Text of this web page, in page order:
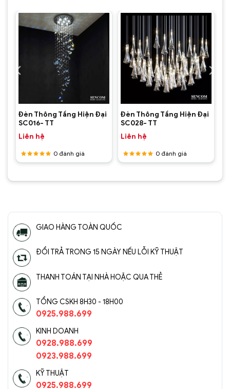
Đèn Thông Tầng Hiện Đại
SC016- TT
Liên hệ
Được
55 sao
0 đánh giá
Đèn Thông Tầng Hiện Đại
SC028- TT
Liên hệ
Được
55 sao
0 đánh giá
GIAO HÀNG TOÀN QUỐC
ĐỔI TRẢ TRONG 15 NGÀY NẾU LỖI KỸ THUẬT
THANH TOÁN TẠI NHÀ HOẶC QUA THẺ
TỔNG CSKH 8H30 - 18H00
0925.988.699
KINH DOANH
0928.988.699
0923.988.699
KỸ THUẬT
0925.988.699